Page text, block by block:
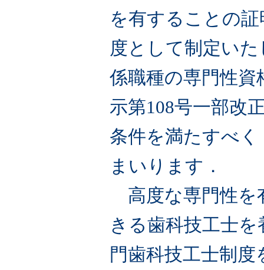
を有することの
度として制定い
係職種の専門性資
示第108号一部改
条件を満たすべ
まいります．
高度な専門性を
きる歯科技工士
門歯科技工士制